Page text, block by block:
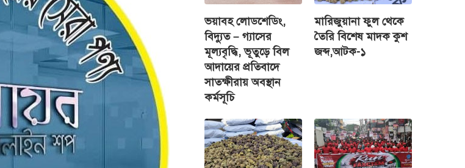
ভয়াবহ লোডশেডিং,
বিদ্যুত – গ্যাসের
মূল্যবৃদ্ধি, ভূতুড়ে বিল
আদায়ের প্রতিবাদে
সাতক্ষীরায় অবস্থান
কর্মসূচি
মারিজুয়ানা ফুল থেকে
তৈরি বিশেষ মাদক কুশ
জব্দ,আটক-১